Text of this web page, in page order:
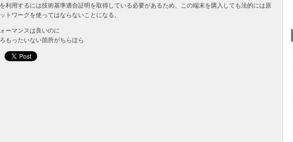
利用するには技術基準適合証明を取得している必要があるため、この端末を購入しても法的には原
トワークを使ってはならないことになる。
ーマンスは良いのに
もったいない箇所がちらほら